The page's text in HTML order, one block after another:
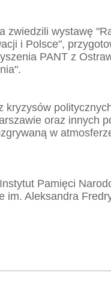
zwiedzili wystawę
i Polsce",
PANT z
kryzysów
oraz innych
w
Pamięci
im. Aleksandra